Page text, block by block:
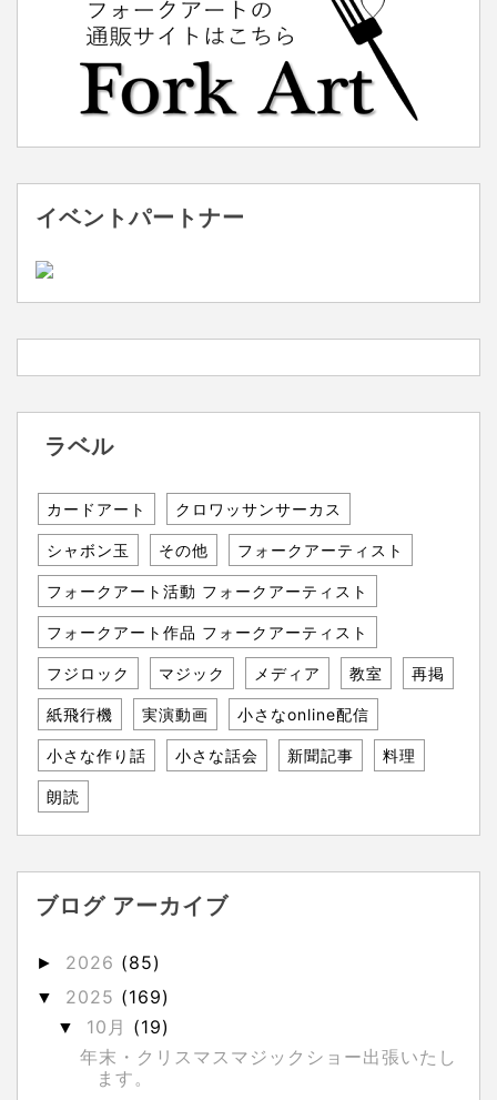
イベントパートナー
ラベル
カードアート クロワッサンサーカス
シャボン玉 その他 フォークアーティスト
フォークアート活動 フォークアーティスト
フォークアート作品 フォークアーティスト
フジロック マジック メディア 教室 再掲
紙飛行機 実演動画 小さなonline配信
小さな作り話 小さな話会 新聞記事 料理
朗読
ブログ アーカイブ
► 2026 (85)
▼ 2025 (169)
▼ 10月 (19)
年末・クリスマスマジックショー出張いたし
ます。